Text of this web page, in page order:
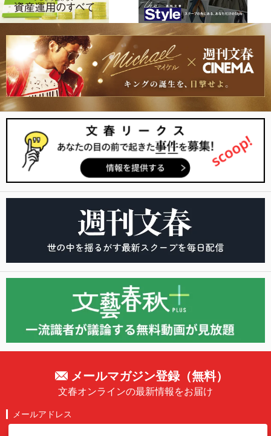
メールマガジン登録（無料）
文春オンラインの最新情報をお届け
メールアドレス